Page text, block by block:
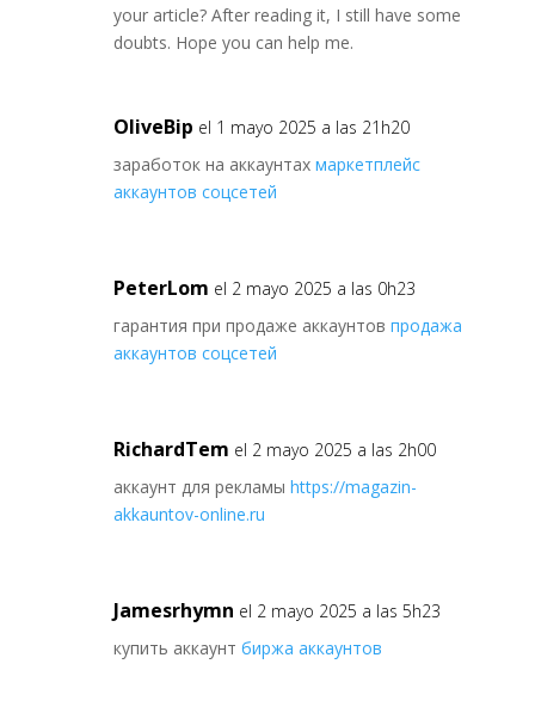
your article? After reading it, I still have some
doubts. Hope you can help me.
OliveBip el 1 mayo 2025 a las 21h20
заработок на аккаунтах маркетплейс
аккаунтов соцсетей
PeterLom el 2 mayo 2025 a las 0h23
гарантия при продаже аккаунтов продажа
аккаунтов соцсетей
RichardTem el 2 mayo 2025 a las 2h00
аккаунт для рекламы https://magazin-
akkauntov-online.ru
Jamesrhymn el 2 mayo 2025 a las 5h23
купить аккаунт биржа аккаунтов